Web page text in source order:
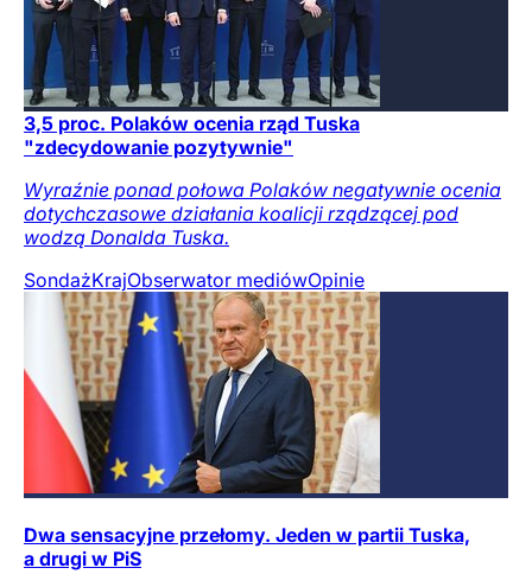
3,5 proc. Polaków ocenia rząd Tuska
"zdecydowanie pozytywnie"
Wyraźnie ponad połowa Polaków negatywnie ocenia
dotychczasowe działania koalicji rządzącej pod
wodzą Donalda Tuska.
SondażKrajObserwator mediówOpinie
Dwa sensacyjne przełomy. Jeden w partii Tuska,
a drugi w PiS